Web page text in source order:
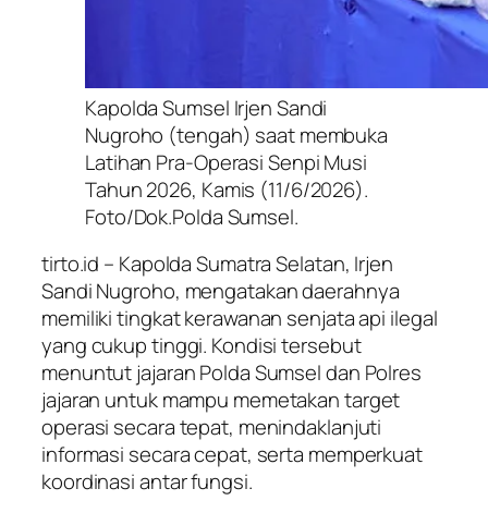
Kapolda Sumsel Irjen Sandi
Nugroho (tengah) saat membuka
Latihan Pra-Operasi Senpi Musi
Tahun 2026, Kamis (11/6/2026).
Foto/Dok.Polda Sumsel.
tirto.id – Kapolda Sumatra Selatan, Irjen
Sandi Nugroho, mengatakan daerahnya
memiliki tingkat kerawanan senjata api ilegal
yang cukup tinggi. Kondisi tersebut
menuntut jajaran Polda Sumsel dan Polres
jajaran untuk mampu memetakan target
operasi secara tepat, menindaklanjuti
informasi secara cepat, serta memperkuat
koordinasi antar fungsi.